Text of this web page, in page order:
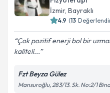
İzmir, Bayraklı
4.9 (13
Çok pozitif enerji bol bir
kaliteli...
Fzt Beyza Gülez
Mansuroğlu, 283/13. Sk. No:2/1